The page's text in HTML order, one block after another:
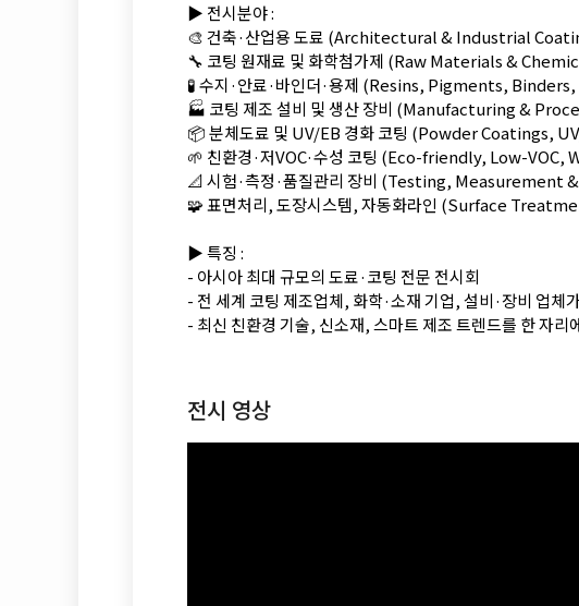
▶️ 전시분야 :
🎨 건축·산업용 도료 (Architectural & Industrial
🔧 코팅 원재료 및 화학첨가제 (Raw Materials &
🧪 수지·안료·바인더·용제 (Resins, Pigments,
🏭 코팅 제조 설비 및 생산 장비 (Manufacturing &
📦 분체도료 및 UV/EB 경화 코팅 (Powder Coatings,
🌱 친환경·저VOC·수성 코팅 (Eco-friendly, Low-
📐 시험·측정·품질관리 장비 (Testing, Measurement
🧩 표면처리, 도장시스템, 자동화라인 (Surface
▶️ 특징 :
- 아시아 최대 규모의 도료·코팅 전문 전시회
- 전 세계 코팅 제조업체, 화학·소재 기업, 설비·장비 업체
- 최신 친환경 기술, 신소재, 스마트 제조 트렌드를 한 자리
전시 영상